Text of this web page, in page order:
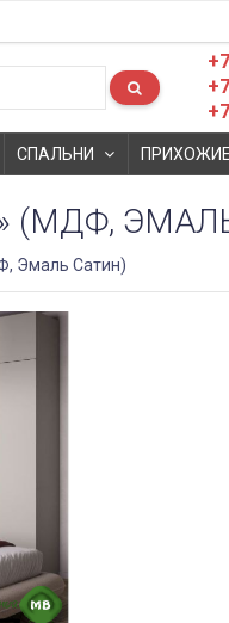
СПАЛЬНИ ПРИХОЖИЕ
(МДФ,
Эмаль Сатин)